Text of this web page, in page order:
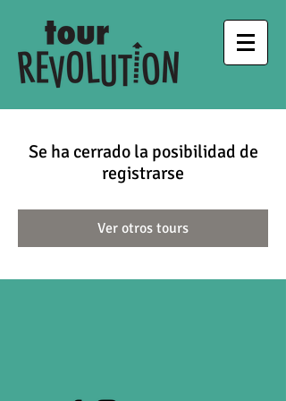
Se ha cerrado la posibilidad de
registrarse
Ver otros tours